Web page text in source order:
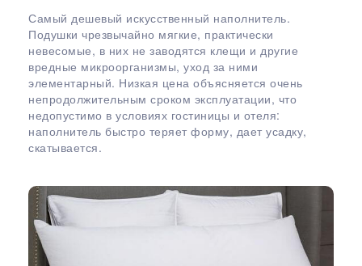
Самый дешевый искусственный наполнитель.
Подушки чрезвычайно мягкие, практически
невесомые, в них не заводятся клещи и другие
вредные микроорганизмы, уход за ними
элементарный. Низкая цена объясняется очень
непродолжительным сроком эксплуатации, что
недопустимо в условиях гостиницы и отеля:
наполнитель быстро теряет форму, дает усадку,
скатывается.